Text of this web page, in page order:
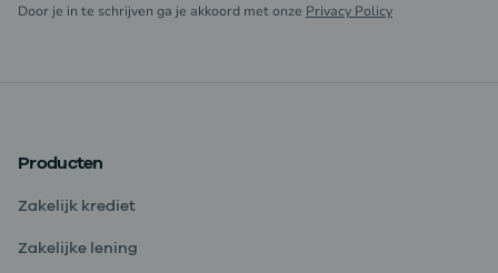
Door je in te schrijven ga je akkoord met onze Privacy Policy
Producten
Zakelijk krediet
Zakelijke lening